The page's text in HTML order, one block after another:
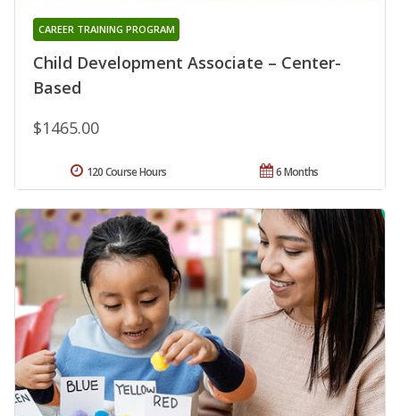
Child Development Associate – Center-
Based
CAREER TRAINING PROGRAM
$1465.00
6 Months
120 Course Hours